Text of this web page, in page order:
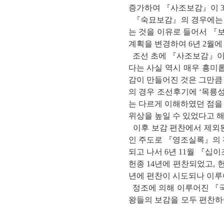
증가하여 『사조보감』이
『숙묘보감』의 경우에
는 것을 이유로 들어서 『
계획을 변경하여 6년 2월
조선 초에 『사조보감』
다는 사실 역시 매우 흥미
감이 만들어진 것은 그만
의 경우 조선후기에 ‘목릉
는 다르게 이해하였던 점
위상을 높일 수 있었다고
이후 보감 편찬에서 제외
인 주도로 『영조실록』
되고 나서 6년 11월 『십
헌종 14년에 편찬되었고,
년에 편찬이 시도되나 이
정조에 의해 이루어진 『
왕들의 보감을 모두 편찬